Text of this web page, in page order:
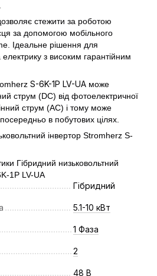
стежити за роботою
за допомогою мобільного
Ідеальне рішення для
з високим гарантійним
S-6K-1P LV-UA може
струм (DC) від фотоелектричної
струм (AC) і тому може
в побутових цілях.
Гібридний
5.1-10 кВт
1 Фаза
2
48 В